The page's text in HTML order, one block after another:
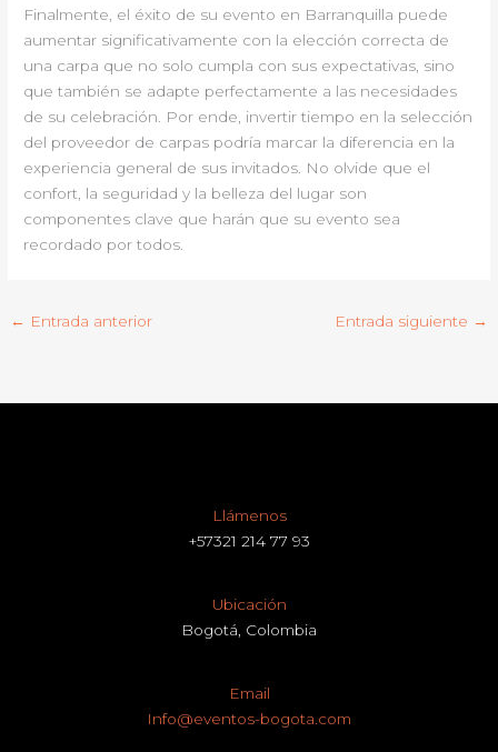
Finalmente, el éxito de su evento en Barranquilla puede
aumentar significativamente con la elección correcta de
una carpa que no solo cumpla con sus expectativas, sino
que también se adapte perfectamente a las necesidades
de su celebración. Por ende, invertir tiempo en la selección
del proveedor de carpas podría marcar la diferencia en la
experiencia general de sus invitados. No olvide que el
confort, la seguridad y la belleza del lugar son
componentes clave que harán que su evento sea
recordado por todos.
← Entrada anterior Entrada siguiente →
Llámenos
+57321 214 77 93
Ubicación
Bogotá, Colombia
Email
Info@eventos-bogota.com